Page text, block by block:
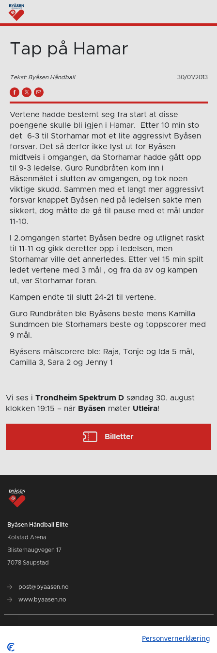
Tap på Hamar
Tekst: Byåsen Håndball 30/01/2013
Vertene hadde bestemt seg fra start at disse
poengene skulle bli igjen i Hamar. Etter 10 min sto
det 6-3 til Storhamar mot et lite aggressivt Byåsen
forsvar. Det så derfor ikke lyst ut for Byåsen
midtveis i omgangen, da Storhamar hadde gått opp
til 9-3 ledelse. Guro Rundbråten kom inn i
Båsenmålet i slutten av omgangen, og tok noen
viktige skudd. Sammen med et langt mer aggressivt
forsvar knappet Byåsen ned på ledelsen sakte men
sikkert, dog måtte de gå til pause med et mål under
11-10.
I 2.omgangen startet Byåsen bedre og utlignet raskt
til 11-11 og gikk deretter opp i ledelsen, men
Storhamar ville det annerledes. Etter vel 15 min spilt
ledet vertene med 3 mål , og fra da av og kampen
ut, var Storhamar foran.
Kampen endte til slutt 24-21 til vertene.
Guro Rundbråten ble Byåsens beste mens Kamilla
Sundmoen ble Storhamars beste og toppscorer med
9 mål.
Byåsens målscorere ble: Raja, Tonje og Ida 5 mål,
Camilla 3, Sara 2 og Jenny 1
Vi ses i Trondheim Spektrum D søndag 30. august
klokken 19:15 – når Byåsen møter Utleira!
Billetter
Byåsen Håndball Elite
Kolstad Arena
Blisterhaugvegen 17
7078 Saupstad
post@byaasen.no
www.byaasen.no
Personvernerklæring